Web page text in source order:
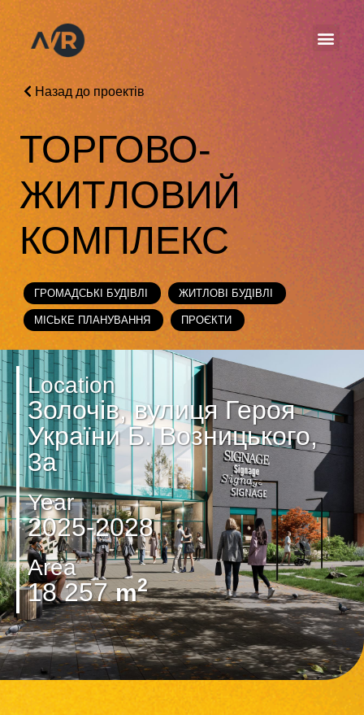
Назад до проектів
ТОРГОВО-
ЖИТЛОВИЙ
КОМПЛЕКС
ГРОМАДСЬКІ БУДІВЛІ ЖИТЛОВІ БУДІВЛІ
МІСЬКЕ ПЛАНУВАННЯ ПРОЄКТИ
Location
Золочів, вулиця Героя
України Б. Возницького,
3а
Year
2025-2028
Area
18 257m2